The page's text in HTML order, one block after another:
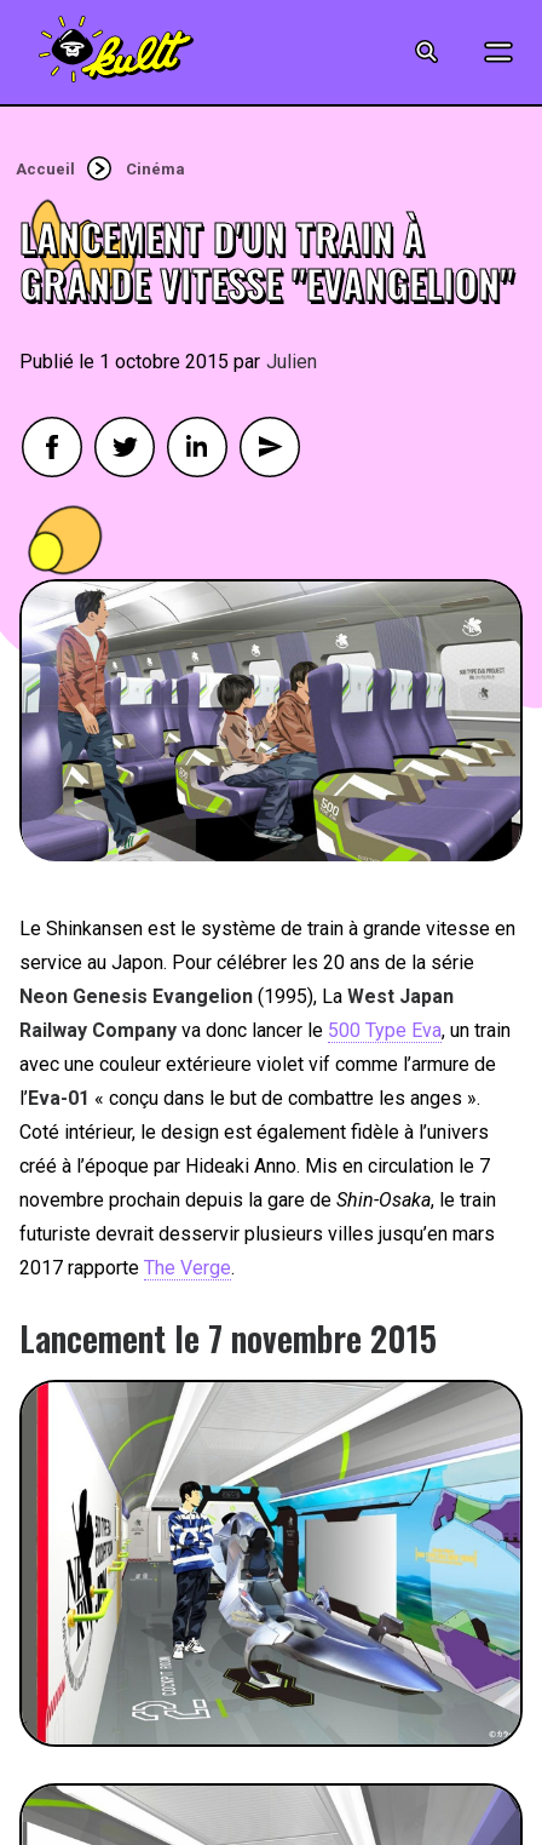
MUSIQUE
JEUX-VIDÉO
PEOPLE
FOOD
BONS PLANS
SOUTENEZ KULTT
Accueil Cinéma
LANCEMENT D'UN TRAIN À
GRANDE VITESSE "EVANGELION"
1 octobre 2015 By Julien
Le Shinkansen est le système de train à grande vitesse en
service au Japon. Pour célébrer les 20 ans de la série
Neon Genesis Evangelion (1995), La West Japan
Railway Company va donc lancer le 500 Type Eva, un train
avec une couleur extérieure violet vif comme l’armure de
l’Eva-01 « conçu dans le but de combattre les anges ».
Coté intérieur, le design est également fidèle à l’univers
créé à l’époque par Hideaki Anno. Mis en circulation le 7
novembre prochain depuis la gare de Shin-Osaka, le train
futuriste devrait desservir plusieurs villes jusqu’en mars
2017 rapporte The Verge.
Lancement le 7 novembre 2015